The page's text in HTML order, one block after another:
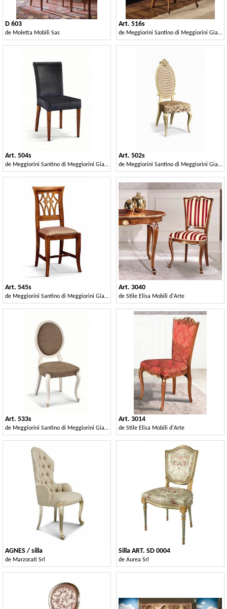
D 603
de Moletta Mobili Sas
Art. 516s
de Meggiorini Santino di Meggiorini Giampietro e C. Snc
Art. 504s
de Meggiorini Santino di Meggiorini Giampietro e C. Snc
Art. 502s
de Meggiorini Santino di Meggiorini Giampietro e C. Snc
Art. 545s
de Meggiorini Santino di Meggiorini Giampietro e C. Snc
Art. 3040
de Stile Elisa Mobili d'Arte
Art. 533s
de Meggiorini Santino di Meggiorini Giampietro e C. Snc
Art. 3014
de Stile Elisa Mobili d'Arte
AGNES / silla
de Marzorati Srl
Silla ART. SD 0004
de Aurea Srl